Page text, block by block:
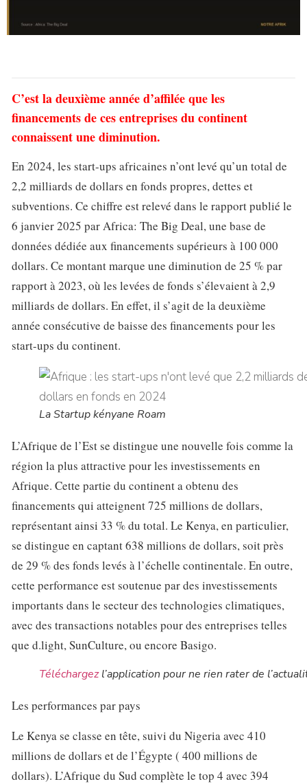
C’est la deuxième année d’affilée que les
financements de ces entreprises du continent
connaissent une diminution.
En 2024, les start-ups africaines n’ont levé qu’un total de
2,2 milliards de dollars en fonds propres, dettes et
subventions. Ce chiffre est relevé dans le rapport publié le
6 janvier 2025 par Africa: The Big Deal, une base de
données dédiée aux financements supérieurs à 100 000
dollars. Ce montant marque une diminution de 25 % par
rapport à 2023, où les levées de fonds s’élevaient à 2,9
milliards de dollars. En effet, il s’agit de la deuxième
année consécutive de baisse des financements pour les
start-ups du continent.
La Startup kényane Roam
L’Afrique de l’Est se distingue une nouvelle fois comme la
région la plus attractive pour les investissements en
Afrique. Cette partie du continent a obtenu des
financements qui atteignent 725 millions de dollars,
représentant ainsi 33 % du total. Le Kenya, en particulier,
se distingue en captant 638 millions de dollars, soit près
de 29 % des fonds levés à l’échelle continentale. En outre,
cette performance est soutenue par des investissements
importants dans le secteur des technologies climatiques,
avec des transactions notables pour des entreprises telles
que d.light, SunCulture, ou encore Basigo.
Téléchargezl’application pour ne rien rater de
Les performances par pays
Le Kenya se classe en tête, suivi du Nigeria avec 410
millions de dollars et de l’Égypte ( 400 millions de
dollars). L’Afrique du Sud complète le top 4 avec 394